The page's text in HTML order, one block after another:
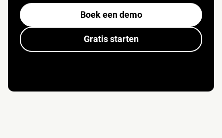
Boek een demo
Gratis starten